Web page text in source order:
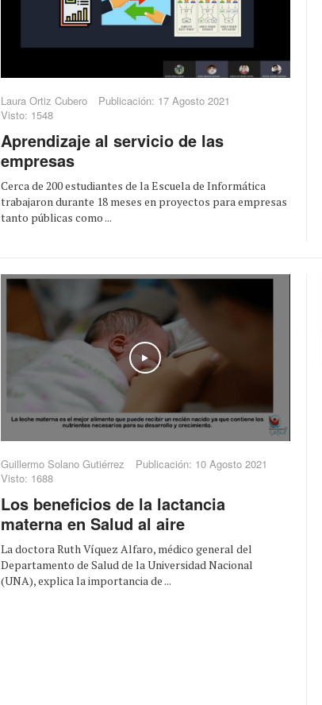
Laura Ortiz Cubero
Publicación: 17 Agosto 2021
Visto: 1548
Aprendizaje al servicio de las
empresas
Cerca de 200 estudiantes de la Escuela de Informática
trabajaron durante 18 meses en proyectos para empresas
tanto públicas como ...
Play
Guillermo Solano Gutiérrez
Publicación: 10 Agosto 2021
Visto: 1688
Los beneficios de la lactancia
materna en Salud al aire
La doctora Ruth Víquez Alfaro, médico general del
Departamento de Salud de la Universidad Nacional
(UNA), explica la importancia de ...